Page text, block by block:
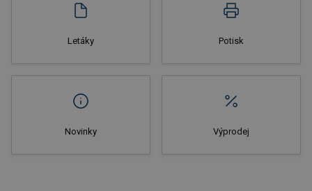
Letáky Potisk
Novinky Výprodej